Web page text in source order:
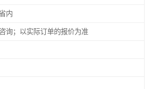
内
询；以实际订单的报价为准